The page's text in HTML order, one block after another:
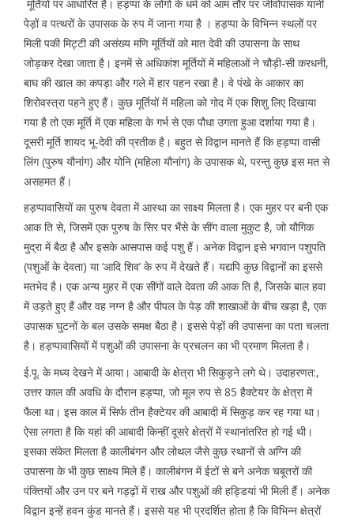
मूर्तियों पर आधारित है। हड़प्पा के लोगों के धर्म को आम तौर पर जीवोपासक यानी
पेड़ों व पत्थरों के उपासक के रुप में जाना गया है । हड़प्पा के विभिन्न स्थलों पर
मिली पकी मिट्टी की असंख्य मणि मूर्तियों को मात देवी की उपासना के साथ
जोड़कर देखा जाता है। इनमें से अधिकांश मूर्तियों में महिलाओं ने चौड़ी-सी करधनी,
बाघ की खाल का कपड़ा और गले में हार पहन रखा है। वे पंखे के आकार का
शिरोवस्त्रा पहने हुए हैं। कुछ मूर्तियों में महिला को गोद में एक शिशु लिए दिखाया
गया है तो एक मूर्ति में एक महिला के गर्भ से एक पौधा उगता हुआ दर्शाया गया है।
दूसरी मूर्ति शायद भू-देवी की प्रतीक है। बहुत से विद्वान मानते हैं कि हड़प्पा वासी
लिंग (पुरुष यौनांग) और योनि (महिला यौनांग) के उपासक थे, परन्तु कुछ इस मत से
असहमत हैं।
हड़प्पावासियों का पुरुष देवता में आस्था का साक्ष्य मिलता है। एक मुहर पर बनी एक
आक ति से, जिसमें एक पुरुष के सिर पर भैंसे के सींग वाला मुकुट है, जो यौगिक
मुद्रा में बैठा है और इसके आसपास कई पशु हैं। अनेक विद्वान इसे भगवान पशुपति
(पशुओं के देवता) या ‘आदि शिव’ के रुप में देखते हैं। यद्यपि कुछ विद्वानों का इससे
मतभेद है। एक अन्य मुहर में एक सींगों वाले देवता की आक ति है, जिसके बाल हवा
में उड़ते हुए हैं और वह नग्न है और पीपल के पेड़ की शाखाओं के बीच खड़ा है, एक
उपासक घुटनों के बल उसके समक्ष बैठा है। इससे पेड़ों की उपासना का पता चलता
है। हड़प्पावासियों में पशुओं की उपासना के प्रचलन का भी प्रमाण मिलता है।
ई.पू. के मध्य देखने में आया। आबादी के क्षेत्रा भी सिकुड़ने लगे थे। उदाहरणत:,
उत्तर काल की अवधि के दौरान हड़प्पा, जो मूल रुप से 85 हैक्टेयर के क्षेत्रा में
फैला था। इस काल में सिर्फ तीन हैक्टेयर की आबादी में सिकुड़ कर रह गया था।
ऐसा लगता है कि यहां की आबादी किन्हीं दूसरे क्षेत्रों में स्थानांतरित हो गई थी।
इसका संकेत मिलता है कालीबंगन और लोथल जैसे कुछ स्थानों से अग्नि की
उपासना के भी कुछ साक्ष्य मिले हैं। कालीबंगन में ईटों से बने अनेक चबूतरों की
पंक्तियों और उन पर बने गड्ढ़ों में राख और पशुओं की हड्डियां भी मिली हैं। अनेक
विद्वान इन्हें हवन कुंड मानते हैं। इससे यह भी प्रदर्शित होता है कि विभिन्न क्षेत्रों